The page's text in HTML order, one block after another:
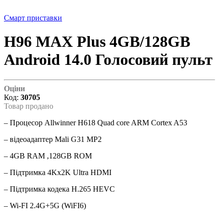
Смарт приставки
H96 MAX Plus 4GB/128GB
Android 14.0 Голосовий пульт
Оціни
Код: 30705
Товар продано
– Процесор Allwinner H618 Quad core ARM Cortex A53
– відеоадаптер Mali G31 MP2
– 4GB RAM ,128GB ROM
– Підтримка 4Kx2K Ultra HDMI
– Підтримка кодека H.265 HEVC
– Wi-FI 2.4G+5G (WiFI6)